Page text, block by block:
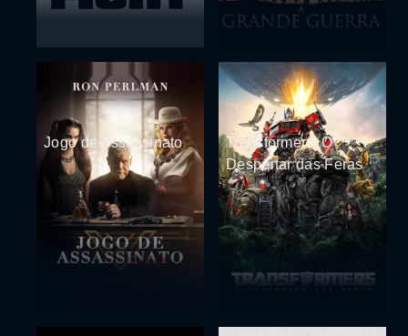
Jogo de Assassinato
Transformers: O
Despertar das Feras